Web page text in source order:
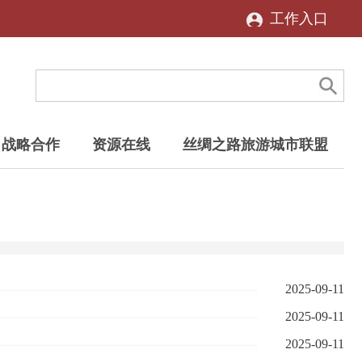
工作入口
丝绸之路旅游城市联盟
资源在线
战略合作
2025-09-11
2025-09-11
2025-09-11